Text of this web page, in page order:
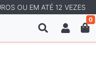
OU EM ATÉ 12 VEZES
0